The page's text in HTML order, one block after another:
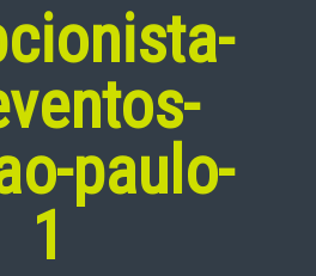
paulo-
1